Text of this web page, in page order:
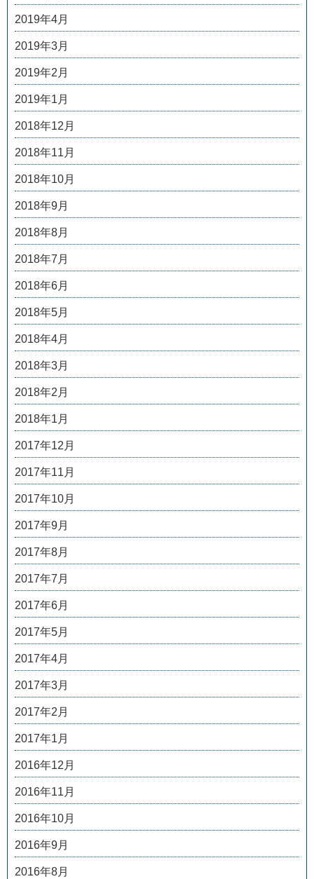
2019年4月
2019年3月
2019年2月
2019年1月
2018年12月
2018年11月
2018年10月
2018年9月
2018年8月
2018年7月
2018年6月
2018年5月
2018年4月
2018年3月
2018年2月
2018年1月
2017年12月
2017年11月
2017年10月
2017年9月
2017年8月
2017年7月
2017年6月
2017年5月
2017年4月
2017年3月
2017年2月
2017年1月
2016年12月
2016年11月
2016年10月
2016年9月
2016年8月